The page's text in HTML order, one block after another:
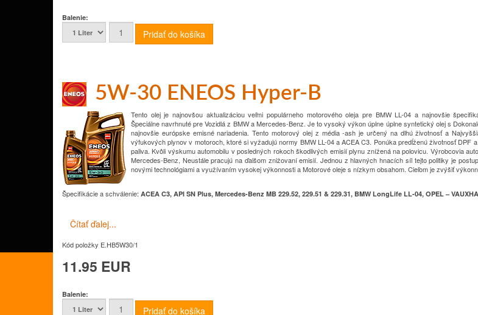
Balenie:
5W-30 ENEOS Hyper-B
Tento olej je najnovšou aktualizáciou veľmi populárneho motorového oleja pre BMW LL-04 a najnovšie
Špeciálne navrhnuté pre Vozidlá z BMW a Mercedes-Benz. Je to vysoký výkon úplne úplne syntetický olej s
najnovšie európske emisné nariadenia. Tento motorový olej z média -ash je určený na dlhú životnosť a
výfukových plynov v motoroch, ktoré si vyžadujú normy BMW LL-04 a ACEA C3. Ponúka predĺženú životnosť DPF
paliva. Kvôli výskumu automobilu v posledných rokoch škodlivých emisií plynu znížená na polovicu. Výrobcovia
Mercedes-Benz, Neustále pracujú na ďalšom znižovaní emisií. Jednou z hlavných hnacích síl tejto politiky je
novými technológiami a využívaním vysokej výkonnosti aMotorové oleje s nízkym obsahom. Cieľom je zvýšiť
Špecifikácie a schválenie: ACEA C3, API SN Plus, Mercedes-Benz MB 229.52, 229.51 & 229.31, BMW LongLife LL-04, OPEL –
Čítať ďalej...
Kód položky E.HB5W30/1
11.95 EUR
Balenie: